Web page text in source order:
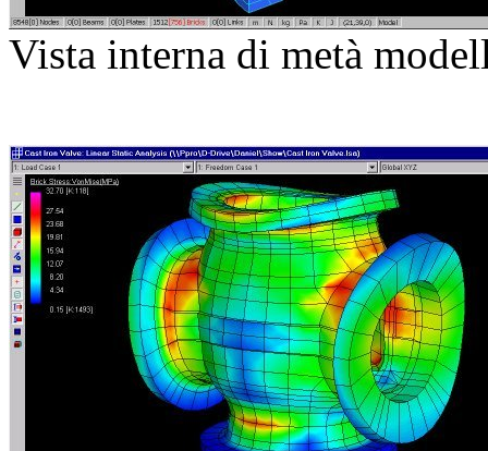
Vista interna di metà